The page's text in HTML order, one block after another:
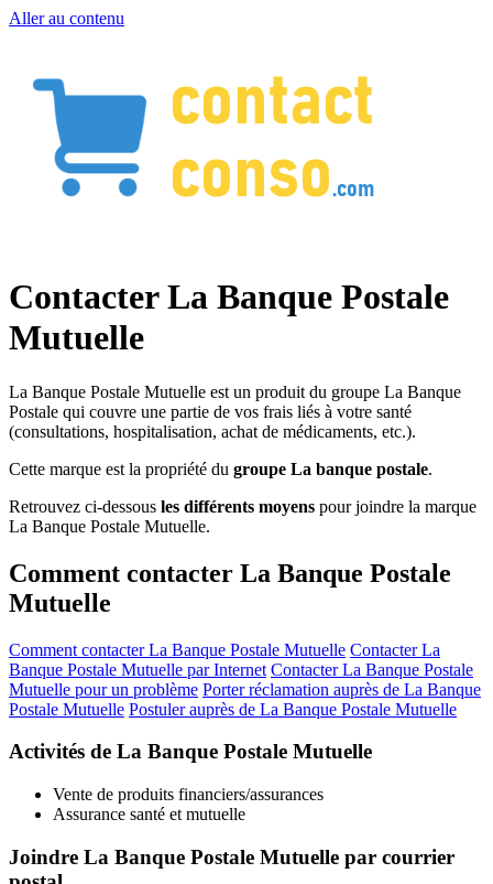
Aller au contenu
Contacter La Banque Postale
Mutuelle
La Banque Postale Mutuelle est un produit du groupe La Banque
Postale qui couvre une partie de vos frais liés à votre santé
(consultations, hospitalisation, achat de médicaments, etc.).
Cette marque est la propriété du groupe La banque postale.
Retrouvez ci-dessous les différents moyens pour joindre la marque
La Banque Postale Mutuelle.
Comment contacter La Banque Postale
Mutuelle
Comment contacter La Banque Postale Mutuelle Contacter La
Banque Postale Mutuelle par Internet Contacter La Banque Postale
Mutuelle pour un problème Porter réclamation auprès de La Banque
Postale Mutuelle Postuler auprès de La Banque Postale Mutuelle
Activités de La Banque Postale Mutuelle
Vente de produits financiers/assurances
Assurance santé et mutuelle
Joindre La Banque Postale Mutuelle par courrier